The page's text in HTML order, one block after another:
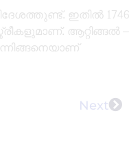
ഇതിൽ 1746
ആറ്റിങ്ങൽ –
Next